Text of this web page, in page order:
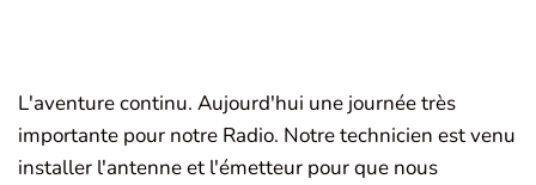
L'aventure continu. Aujourd'hui une journée très
importante pour notre Radio. Notre technicien est venu
installer l'antenne et l'émetteur pour que nous